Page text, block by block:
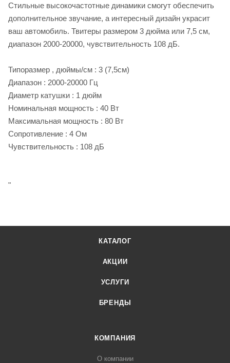
Стильные высокочастотные динамики смогут обеспечить
дополнительное звучание, а интересный дизайн украсит
ваш автомобиль. Твитеры размером 3 дюйма или 7,5 см,
диапазон 2000-20000, чувствительность 108 дБ.
Типоразмер , дюймы/см : 3 (7,5см)
Диапазон : 2000-20000 Гц
Диаметр катушки : 1 дюйм
Номинальная мощность : 40 Вт
Максимальная мощность : 80 Вт
Сопротивление : 4 Ом
Чувствительность : 108 дБ
"
КАТАЛОГ
АКЦИИ
УСЛУГИ
БРЕНДЫ
КОМПАНИЯ
О компании